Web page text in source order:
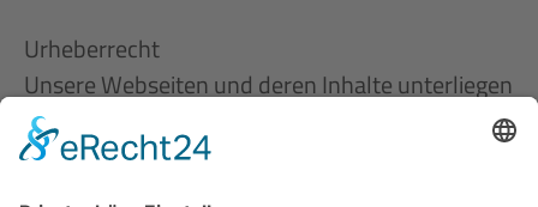
Urheberrecht
Unsere Webseiten und deren Inhalte unterliegen
dem deutschen Urheberrecht. Jede Form der
Verwertung, Vervielfältigung oder Bearbeitung